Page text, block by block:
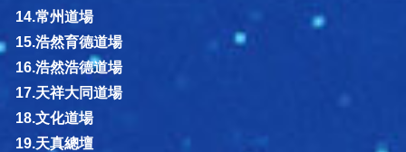
14.常州道場
15.浩然育德道場
16.浩然浩德道場
17.天祥大同道場
18.文化道場
19.天真總壇